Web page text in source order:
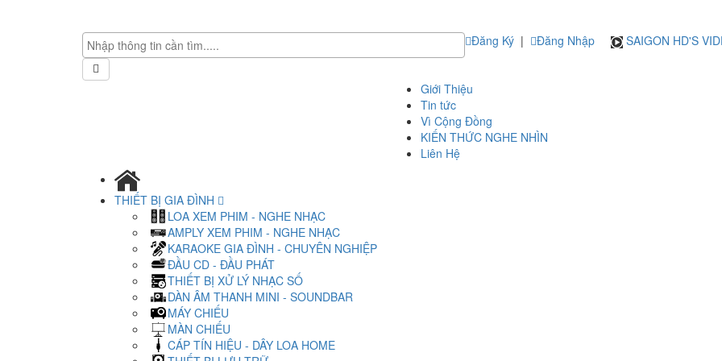
Đăng Ký | Đăng Nhập SAIGON HD'S
Giới Thiệu
Tin tức
Vì Cộng Đồng
KIẾN THỨC NGHE NHÌN
Liên Hệ
THIẾT BỊ GIA ĐÌNH
LOA XEM PHIM - NGHE NHẠC
AMPLY XEM PHIM - NGHE NHẠC
KARAOKE GIA ĐÌNH - CHUYÊN NGHIỆP
ĐẦU CD - ĐẦU PHÁT
THIẾT BỊ XỬ LÝ NHẠC SỐ
DÀN ÂM THANH MINI - SOUNDBAR
MÁY CHIẾU
MÀN CHIẾU
CÁP TÍN HIỆU - DÂY LOA HOME